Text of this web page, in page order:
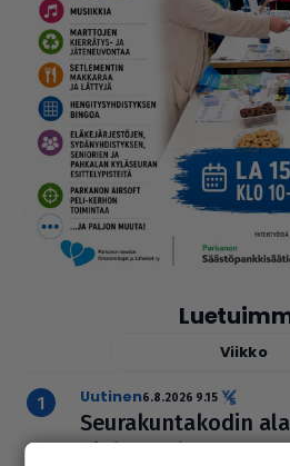
Viikko
uutinen6.8.2026 9.15
Seu­ra­kun­ta­ko­din
hinko Par­ka­nossa